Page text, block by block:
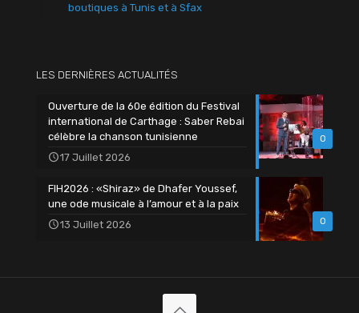
boutiques à Tunis et à Sfax
LES DERNIÈRES ACTUALITÉS
0
Ouverture de la 60e édition du Festival
international de Carthage : Saber Rebai
célèbre la chanson tunisienne
17 Juillet 2026
0
FIH2026 : «Shiraz» de Dhafer Youssef,
une ode musicale à l’amour et à la paix
13 Juillet 2026